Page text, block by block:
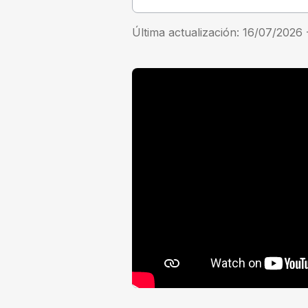
Última actualización: 16/07/2026